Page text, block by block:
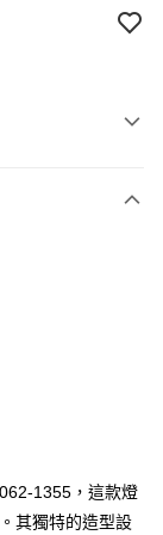
1355，這款燈
其獨特的造型設